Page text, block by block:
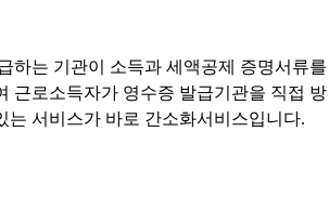
하는 기관이 소득과 세액공제 증명서류를
근로소득자가 영수증 발급기관을 직접 방
서비스가 바로 간소화서비스입니다.